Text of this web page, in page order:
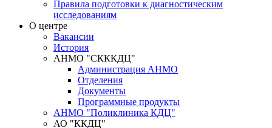
Правила подготовки к диагностическим
исследованиям
О центре
Вакансии
История
АНМО "СКККДЦ"
Администрация АНМО
Отделения
Документы
Программные продукты
АНМО "Поликлиника КДЦ"
АО "ККДЦ"